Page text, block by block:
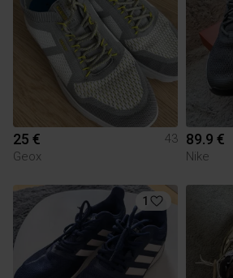
25 €
43
Geox
89.9 €
Nike
1